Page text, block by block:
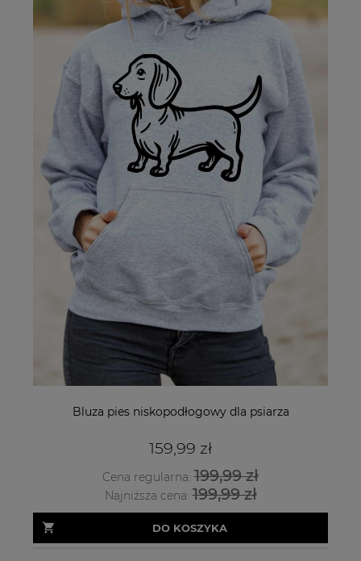
Bluza pies niskopodłogowy dla psiarza
159,99 zł
Cena regularna: 199,99 zł
Najniższa cena:199,99 zł
DO KOSZYKA